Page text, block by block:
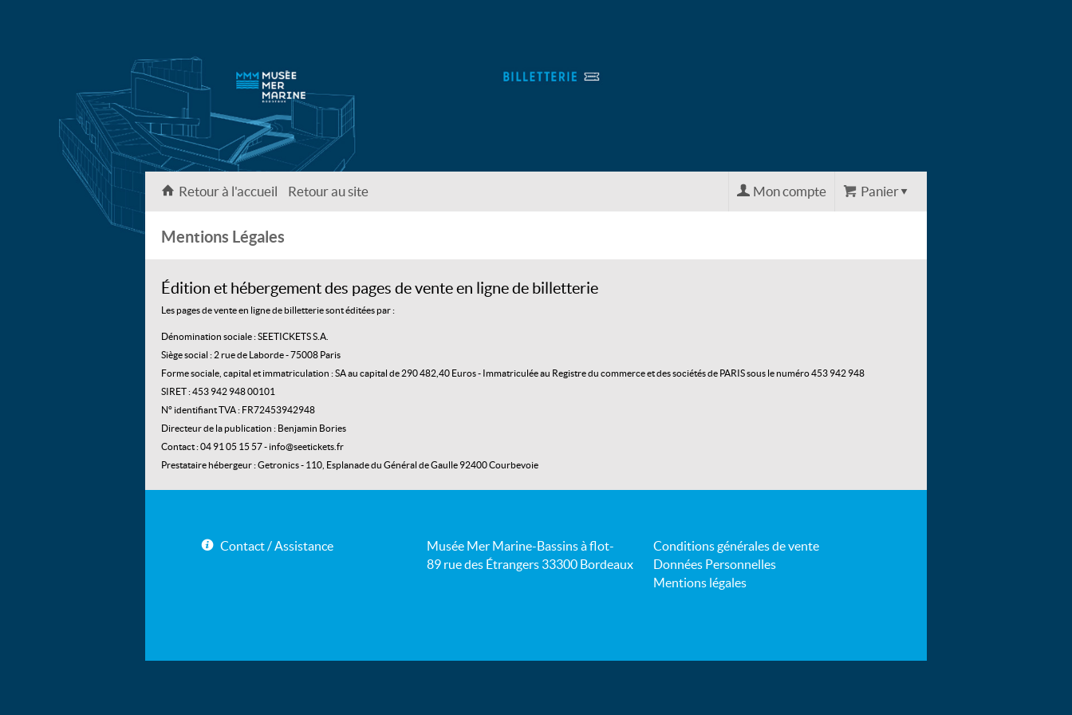
Retour à l'accueil Retour au site Panier
Mon compte
Mentions Légales
Édition et hébergement des pages de vente en ligne de billetterie
Les pages de vente en ligne de billetterie sont éditées par :
Dénomination sociale : SEETICKETS S.A.
Siège social : 2 rue de Laborde - 75008 Paris
Forme sociale, capital et immatriculation : SA au capital de 290 482,40 Euros - Immatriculée au Registre du commerce et des sociétés de PARIS sous le numéro 453 942 948
SIRET : 453 942 948 00101
N° identifiant TVA : FR72453942948
Directeur de la publication : Benjamin Bories
Contact : 04 91 05 15 57 - info@seetickets.fr
Prestataire hébergeur : Getronics - 110, Esplanade du Général de Gaulle 92400 Courbevoie
Contact / Assistance
Musée Mer Marine-Bassins à flot-
89 rue des Étrangers 33300 Bordeaux
Conditions générales de vente
Données Personnelles
Mentions légales